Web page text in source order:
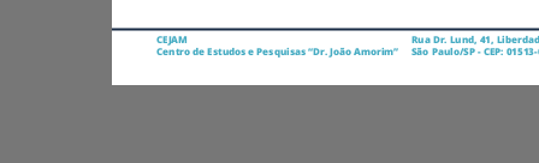
CEJAM
Centro de Estudos e Pesquisas “Dr. João Amorim”